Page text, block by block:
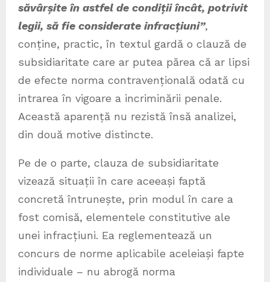
săvârșite în astfel de condiții încât, potrivit
legii, să fie considerate infracțiuni”,
conține, practic, în textul gardă o clauză de
subsidiaritate care ar putea părea că ar lipsi
de efecte norma contravențională odată cu
intrarea în vigoare a incriminării penale.
Această aparență nu rezistă însă analizei,
din două motive distincte.
Pe de o parte, clauza de subsidiaritate
vizează situații în care aceeași faptă
concretă întrunește, prin modul în care a
fost comisă, elementele constitutive ale
unei infracțiuni. Ea reglementează un
concurs de norme aplicabile aceleiași fapte
individuale – nu abrogă norma